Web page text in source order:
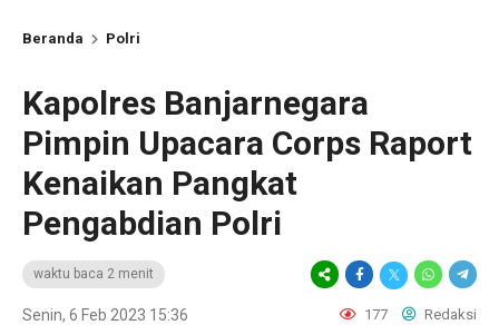
Beranda Polri
Kapolres Banjarnegara
Pimpin Upacara Corps Raport
Kenaikan Pangkat
Pengabdian Polri
waktu baca 2 menit
Senin, 6 Feb 2023 15:36 177 Redaksi